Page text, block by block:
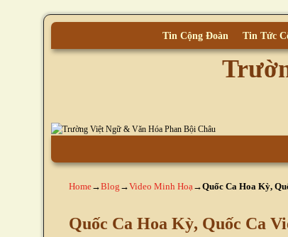
Tin Cộng Đoàn Tin Tức
Home→Blog →Video Minh Hoạ →Quốc Ca Hoa Kỳ,
Quốc Ca Hoa Kỳ, Quốc Ca